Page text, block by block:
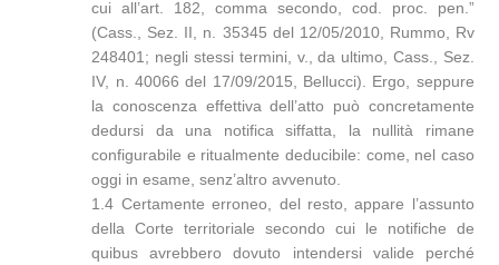
cui all’art. 182, comma secondo, cod. proc. pen.”
(Cass., Sez. II, n. 35345 del 12/05/2010, Rummo, Rv
248401; negli stessi termini, v., da ultimo, Cass., Sez.
IV, n. 40066 del 17/09/2015, Bellucci). Ergo, seppure
la conoscenza effettiva dell’atto può concretamente
dedursi da una notifica siffatta, la nullità rimane
configurabile e ritualmente deducibile: come, nel caso
oggi in esame, senz’altro avvenuto.
1.4 Certamente erroneo, del resto, appare l’assunto
della Corte territoriale secondo cui le notifiche de
quibus avrebbero dovuto intendersi valide perché